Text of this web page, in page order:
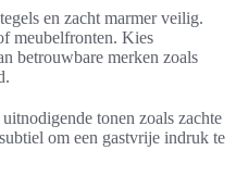
en zacht marmer veilig.
meubelfronten. Kies
betrouwbare merken zoals
tonen zoals zachte
om een gastvrije indruk te